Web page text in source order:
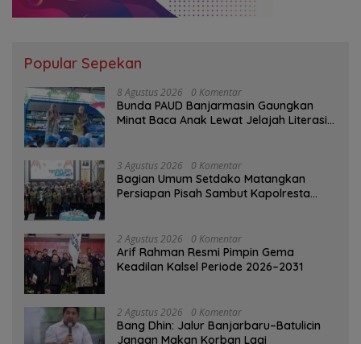
Popular Sepekan
8 Agustus 2026 0 Komentar
Bunda PAUD Banjarmasin Gaungkan
Minat Baca Anak Lewat Jelajah Literasi
3 Agustus 2026 0 Komentar
Bagian Umum Setdako Matangkan
Persiapan Pisah Sambut Kapolresta
2 Agustus 2026 0 Komentar
Arif Rahman Resmi Pimpin Gema
Keadilan Kalsel Periode 2026–2031
2 Agustus 2026 0 Komentar
Bang Dhin: Jalur Banjarbaru–Batulicin
Jangan Makan Korban Lagi